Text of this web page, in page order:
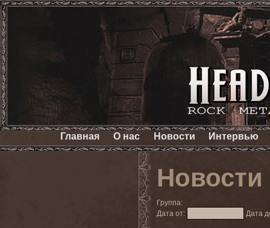
Главная О нас Новости Интервью
Новости
Группа:
Дата от:
Дата